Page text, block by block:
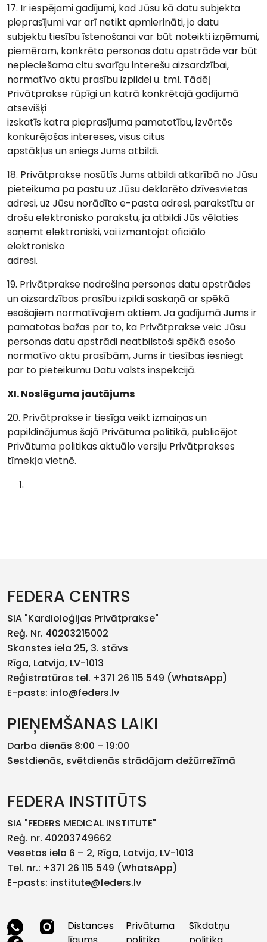
17. Ir iespējami gadījumi, kad Jūsu kā datu subjekta
pieprasījumi var arī netikt apmierināti, jo datu
subjektu tiesību īstenošanai var būt noteikti izņēmumi,
piemēram, konkrēto personas datu apstrāde var būt
nepieciešama citu svarīgu interešu aizsardzībai,
normatīvo aktu prasību izpildei u. tml. Tādēļ
Privātprakse rūpīgi un katrā konkrētajā gadījumā
atsevišķi
izskatīs katra pieprasījuma pamatotību, izvērtēs
konkurējošas intereses, visus citus
apstākļus un sniegs Jums atbildi.
18. Privātprakse nosūtīs Jums atbildi atkarībā no Jūsu
pieteikuma pa pastu uz Jūsu deklarēto dzīvesvietas
adresi, uz Jūsu norādīto e-pasta adresi, parakstītu ar
drošu elektronisko parakstu, ja atbildi Jūs vēlaties
saņemt elektroniski, vai izmantojot oficiālo
elektronisko
adresi.
19. Privātprakse nodrošina personas datu apstrādes
un aizsardzības prasību izpildi saskaņā ar spēkā
esošajiem normatīvajiem aktiem. Ja gadījumā Jums ir
pamatotas bažas par to, ka Privātprakse veic Jūsu
personas datu apstrādi neatbilstoši spēkā esošo
normatīvo aktu prasībām, Jums ir tiesības iesniegt
par to pieteikumu Datu valsts inspekcijā.
XI. Noslēguma jautājums
20. Privātprakse ir tiesīga veikt izmaiņas un
papildinājumus šajā Privātuma politikā, publicējot
Privātuma politikas aktuālo versiju Privātprakses
tīmekļa vietnē.
FEDERA CENTRS
SIA "Kardioloģijas Privātprakse"
Reģ. Nr. 40203215002
Skanstes iela 25, 3. stāvs
Rīga, Latvija, LV-1013
Reģistratūras tel. +371 26 115 549 (WhatsApp)
E-pasts: info@feders.lv
PIEŅEMŠANAS LAIKI
Darba dienās 8:00 – 19:00
Sestdienās, svētdienās strādājam dežūrrežīmā
FEDERA INSTITŪTS
SIA "FEDERS MEDICAL INSTITUTE"
Reģ. nr. 40203749662
Vesetas iela 6 – 2, Rīga, Latvija, LV-1013
Tel. nr.: +371 26 115 549 (WhatsApp)
E-pasts: institute@feders.lv
Distances
Privātuma
Sīkdatņu